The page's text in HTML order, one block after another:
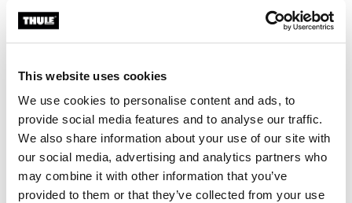
This website uses cookies
We use cookies to personalise content and ads, to
provide social media features and to analyse our traffic.
We also share information about your use of our site with
our social media, advertising and analytics partners who
may combine it with other information that you’ve
provided to them or that they’ve collected from your use
Individuelle Ausrüstung für die Montage eines Thule
Dachträgersystems auf Fahrzeugen ohne vormontierte
montierte Träger.
Toggle features
Alle Eigenschaften